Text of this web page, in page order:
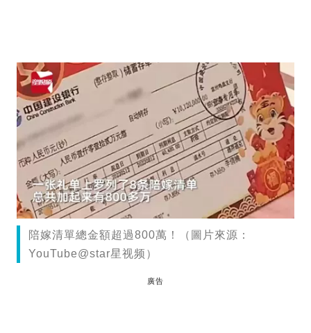
陪嫁清單總金額超過800萬！（圖片來源：
YouTube@star星视频）
廣告